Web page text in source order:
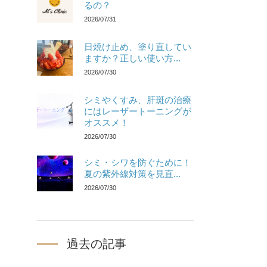
るの？
2026/07/31
日焼け止め、塗り直してい
ますか？正しい使い方...
2026/07/30
シミやくすみ、肝斑の治療
にはレーザートーニングが
オススメ！
2026/07/30
シミ・シワを防ぐために！
夏の紫外線対策を見直...
2026/07/30
過去の記事